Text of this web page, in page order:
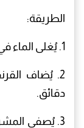
الطريقة:
1. يُغلى الماء في قدر صغير.
دقائق.
3. يُصفى